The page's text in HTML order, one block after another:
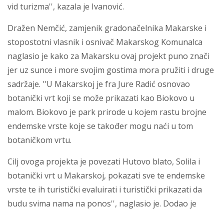
vid turizma'', kazala je Ivanović.
Dražen Nemčić, zamjenik gradonačelnika Makarske i
stopostotni vlasnik i osnivač Makarskog Komunalca
naglasio je kako za Makarsku ovaj projekt puno znači
jer uz sunce i more svojim gostima mora pružiti i druge
sadržaje. ''U Makarskoj je fra Jure Radić osnovao
botanički vrt koji se može prikazati kao Biokovo u
malom. Biokovo je park prirode u kojem rastu brojne
endemske vrste koje se također mogu naći u tom
botaničkom vrtu.
Cilj ovoga projekta je povezati Hutovo blato, Solila i
botanički vrt u Makarskoj, pokazati sve te endemske
vrste te ih turistički evaluirati i turistički prikazati da
budu svima nama na ponos'', naglasio je. Dodao je